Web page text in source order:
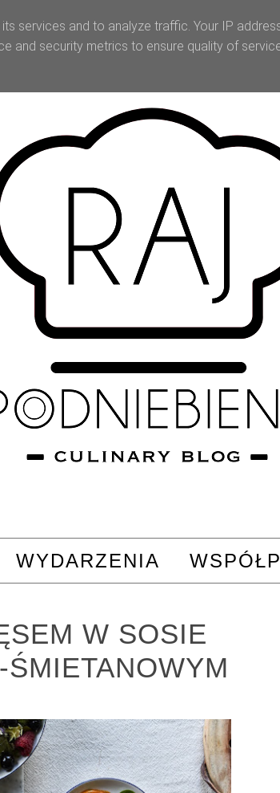
WYDARZENIA
W SOSIE
services and to analyze traffic. Your IP
and security metrics to ensure quality of